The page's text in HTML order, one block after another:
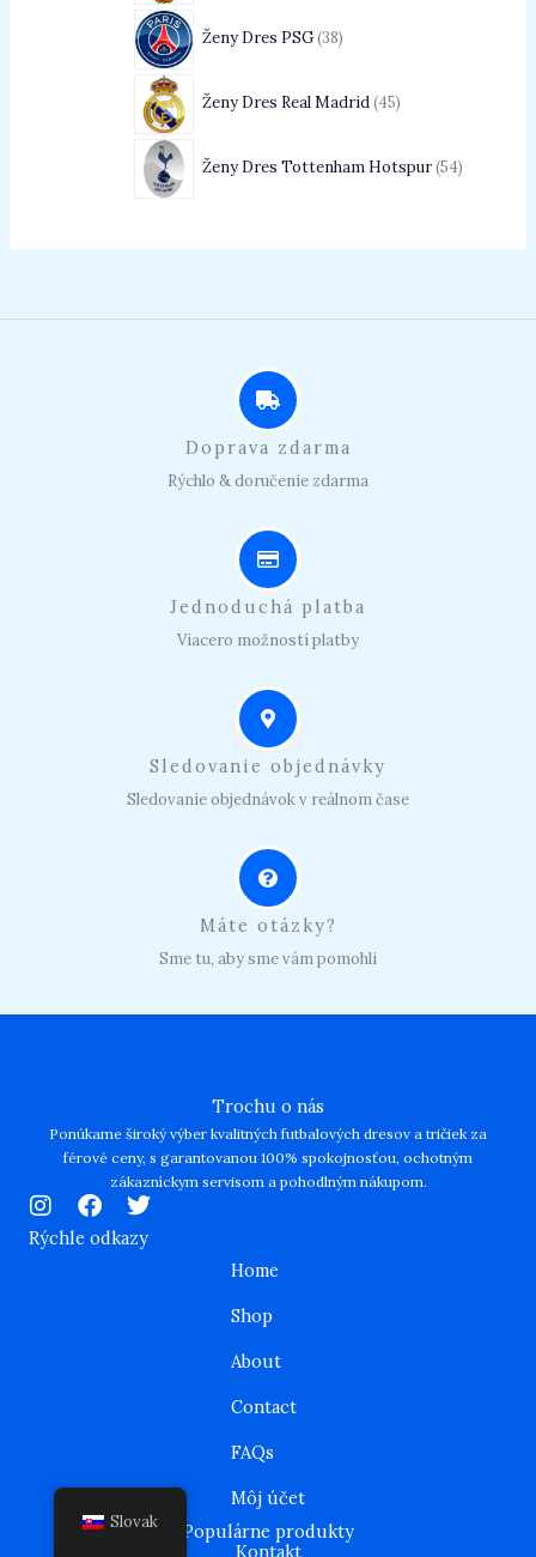
Ženy Dres PSG 38
Ženy Dres Real Madrid 45
Ženy Dres Tottenham Hotspur 54
Doprava zdarma
Rýchlo & doručenie zdarma
Jednoduchá platba
Viacero možností platby
Sledovanie objednávky
Sledovanie objednávok v reálnom čase
Máte otázky?
Sme tu, aby sme vám pomohli
Trochu o nás
Ponúkame široký výber kvalitných futbalových dresov a tričiek za
férové ceny, s garantovanou 100% spokojnosťou, ochotným
zákazníckym servisom a pohodlným nákupom.
I
n
s
F
a
c
T
w
i
Rýchle odkazy
Home
Shop
About
Contact
FAQs
Môj účet
Populárne produkty
Kontakt
Slovak